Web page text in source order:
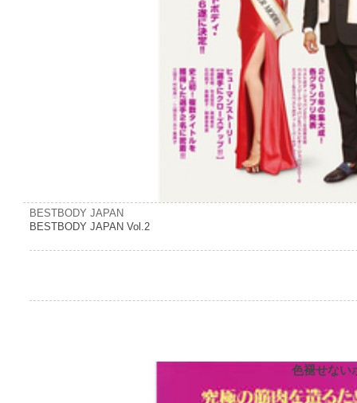
BESTBODY JAPAN
BESTBODY JAPAN Vol.2
色褪せない